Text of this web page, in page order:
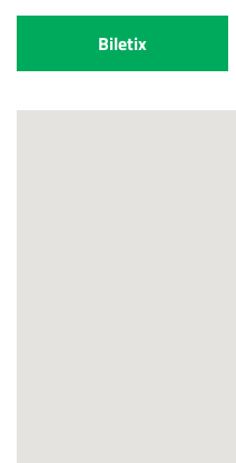
Biletix